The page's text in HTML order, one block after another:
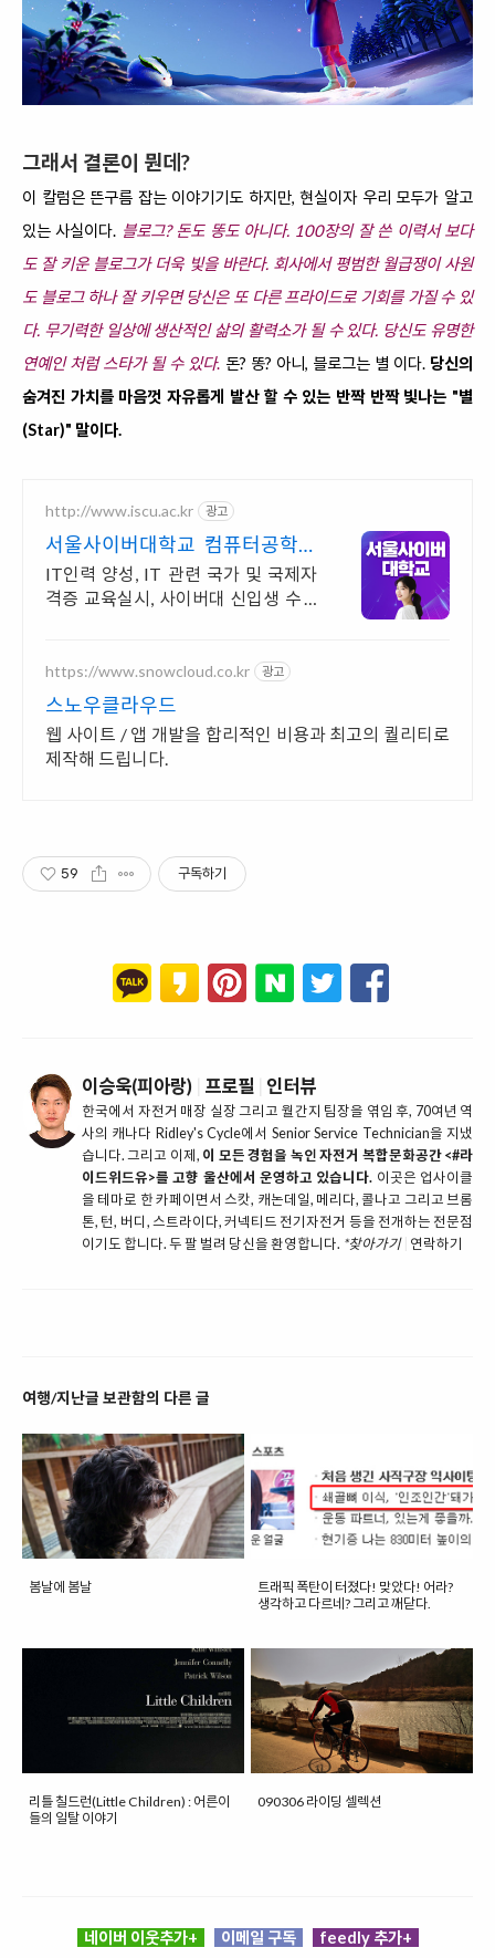
그래서 결론이 뭔데?
이 칼럼은 뜬구름 잡는 이야기기도 하지만, 현실이자 우리 모두가 알고
있는 사실이다. 블로그? 돈도 똥도 아니다. 100장의 잘 쓴 이력서 보다
도 잘 키운 블로그가 더욱 빛을 바란다. 회사에서 평범한 월급쟁이 사원
도 블로그 하나 잘 키우면 당신은 또 다른 프라이드로 기회를 가질 수 있
다. 무기력한 일상에 생산적인 삶의 활력소가 될 수 있다. 당신도 유명한
연예인 처럼 스타가 될 수 있다. 돈? 똥? 아니, 블로그는 별 이다. 당신의
숨겨진 가치를 마음껏 자유롭게 발산 할 수 있는 반짝 반짝 빛나는 "별
(Star)" 말이다.
http://www.iscu.ac.kr 광고
서울사이버대학교 컴퓨터공학과
2026 가을학기 신편입생
IT인력 양성, IT 관련 국가 및 국제자
격증 교육실시, 사이버대 신입생 수 1
https://www.snowcloud.co.kr 광고
스노우클라우드
웹 사이트 / 앱 개발을 합리적인 비용과 최고의 퀄리티로
제작해 드립니다.
59 구독하기
이승욱(피아랑) 프로필 인터뷰
한국에서 자전거 매장 실장 그리고 월간지 팀장을 엮임 후, 70여년 역
사의 캐나다 Ridley's Cycle에서 Senior Service Technician을 지냈
습니다. 그리고 이제, 이 모든 경험을 녹인 자전거 복합문화공간 <#라
이드위드유>를 고향 울산에서 운영하고 있습니다. 이곳은 업사이클
을 테마로 한 카페이면서 스캇, 캐논데일, 메리다, 콜나고 그리고 브롬
톤, 턴, 버디, 스트라이다, 커넥티드 전기자전거 등을 전개하는 전문점
이기도 합니다. 두 팔 벌려 당신을 환영합니다. *찾아가기 연락하기
여행/지난글 보관함의 다른 글
봄날에 봄날
트래픽 폭탄이 터졌다! 맞았다! 어라?
생각하고 다르네? 그리고 깨닫다.
리틀 칠드런(Little Children) : 어른이
들의 일탈 이야기
090306 라이딩 셀렉션
네이버 이웃추가+ 이메일 구독 feedly 추가+